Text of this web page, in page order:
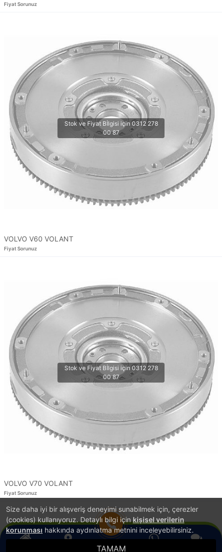
Size daha iyi bir alışveriş deneyimi sunabilmek için, çerezler
(cookies) kullanıyoruz. Detaylı bilgi için kişisel verilerin
korunması hakkında aydınlatma metnini inceleyebilirsiniz.
TAMAM
Fiyat Sorunuz
VOLVO V60 VOLANT
Fiyat Sorunuz
VOLVO V70 VOLANT
Fiyat Sorunuz
1